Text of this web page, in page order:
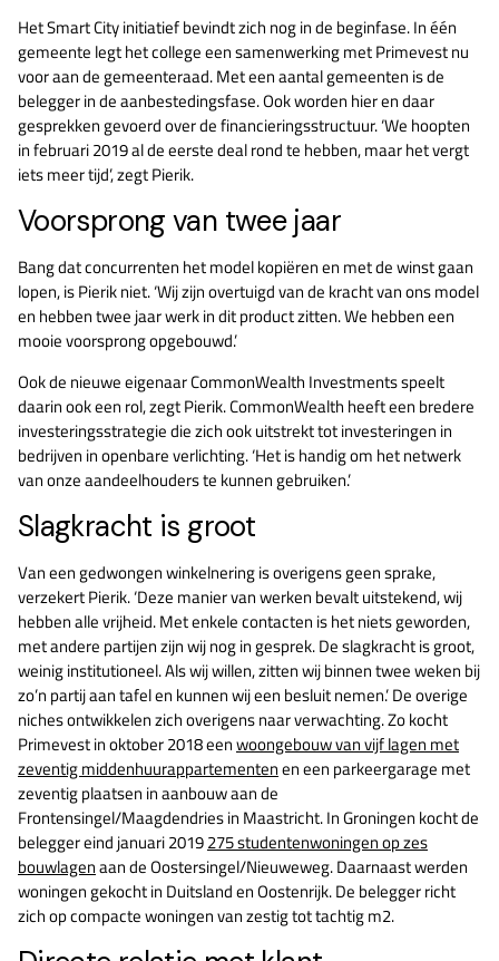
Het Smart City initiatief bevindt zich nog in de beginfase. In één
gemeente legt het college een samenwerking met Primevest nu
voor aan de gemeenteraad. Met een aantal gemeenten is de
belegger in de aanbestedingsfase. Ook worden hier en daar
gesprekken gevoerd over de financieringsstructuur. ‘We hoopten
in februari 2019 al de eerste deal rond te hebben, maar het vergt
iets meer tijd’, zegt Pierik.
Voorsprong van twee jaar
Bang dat concurrenten het model kopiëren en met de winst gaan
lopen, is Pierik niet. ‘Wij zijn overtuigd van de kracht van ons model
en hebben twee jaar werk in dit product zitten. We hebben een
mooie voorsprong opgebouwd.’
Ook de nieuwe eigenaar CommonWealth Investments speelt
daarin ook een rol, zegt Pierik. CommonWealth heeft een bredere
investeringsstrategie die zich ook uitstrekt tot investeringen in
bedrijven in openbare verlichting. ‘Het is handig om het netwerk
van onze aandeelhouders te kunnen gebruiken.’
Slagkracht is groot
Van een gedwongen winkelnering is overigens geen sprake,
verzekert Pierik. ‘Deze manier van werken bevalt uitstekend, wij
hebben alle vrijheid. Met enkele contacten is het niets geworden,
met andere partijen zijn wij nog in gesprek. De slagkracht is groot,
weinig institutioneel. Als wij willen, zitten wij binnen twee weken bij
zo’n partij aan tafel en kunnen wij een besluit nemen.’ De overige
niches ontwikkelen zich overigens naar verwachting. Zo kocht
Primevest in oktober 2018 eenwoongebouw van vijf lagen met
zeventig middenhuurappartementenen een parkeergarage met
zeventig plaatsen in aanbouw aan de
Frontensingel/Maagdendries in Maastricht. In Groningen kocht de
belegger eind januari 2019275 studentenwoningen op zes
bouwlagenaan de Oostersingel/Nieuweweg. Daarnaast werden
woningen gekocht in Duitsland en Oostenrijk. De belegger richt
zich op compacte woningen van zestig tot tachtig m2.